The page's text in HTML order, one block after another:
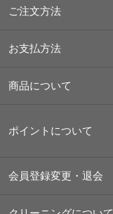
ご注文方法
お支払方法
商品について
ポイントについて
会員登録変更・退会